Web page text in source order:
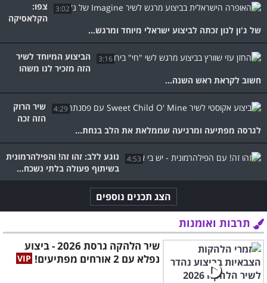
3:02
צפו:
הקלאסיקה
של ג'ון לנון זכתה לביצוע ישראלי מיוחד ומרגש...
3:16
הביצוע המיוחד לשיר
הזה מזכיר לנו משהו
חשוב לקראת ראש השנה...
4:29
שיר הרוק
הזה זכה
לגרסה מפתיעה ומרגיעה שממלאת את הלב בנחת...
4:53
נוגע ללב: זהו זה! והפילהרמונית
בשיתוף פעולה בלתי נשכח...
הצג תכנים נוספים
תרבות ואומנות
שיר הלהקה גרסת 2026 - ביצוע
נפלא עם 2 אורחים מפתיעים!